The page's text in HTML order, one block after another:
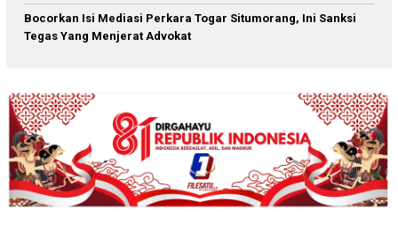
Bocorkan Isi Mediasi Perkara Togar Situmorang, Ini Sanksi
Tegas Yang Menjerat Advokat